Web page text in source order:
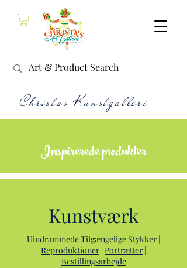
Christas Kunstgalleri
Inspirerede produkter
Kunstværk
Uindrammede Tilgængelige Stykker |
Reproduktioner | Portrætter |
Bestillingsarbejde